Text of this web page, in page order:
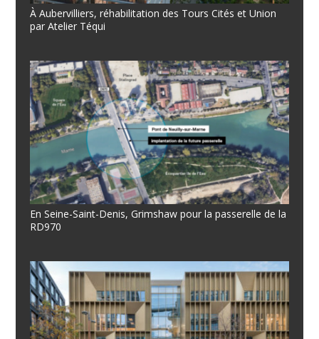
À Aubervilliers, réhabilitation des Tours Cités et Union
par Atelier Téqui
En Seine-Saint-Denis, Grimshaw pour la passerelle de la
RD970